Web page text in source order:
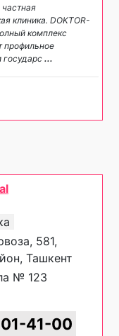
клиника. DOKTOR-
комплекс
профильное
...
581,
Ташкент
№ 123
41-00